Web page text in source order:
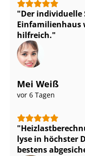
Der
Einfamilienhaus
hilfreich.
Mei Weiß
vor 6 Tagen
ly­se in höchster
bestens